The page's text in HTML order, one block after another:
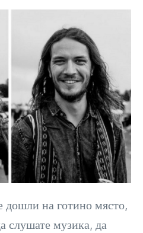
дошли на готино място,
слушате музика, да